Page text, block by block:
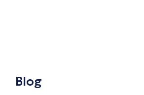
Blog